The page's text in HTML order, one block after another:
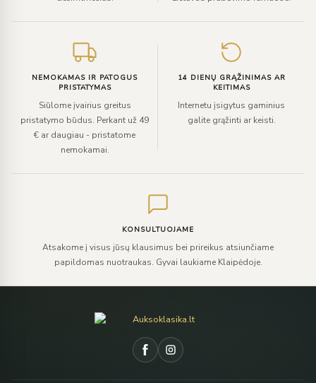
NEMOKAMAS IR PATOGUS
PRISTATYMAS
Siūlome įvairius greitus
pristatymo būdus. Perkant už 49
€ ar daugiau - pristatome
nemokamai.
14 DIENŲ GRĄŽINIMAS AR
KEITIMAS
Internetu įsigytus gaminius
galite grąžinti ar keisti.
KONSULTUOJAME
Atsakome į visus jūsų klausimus bei prireikus atsiunčiame
papildomas nuotraukas. Gyvai laukiame Klaipėdoje.